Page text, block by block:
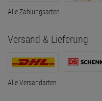
Alle Zahlungsarten
Versand & Lieferung
Alle Versandarten